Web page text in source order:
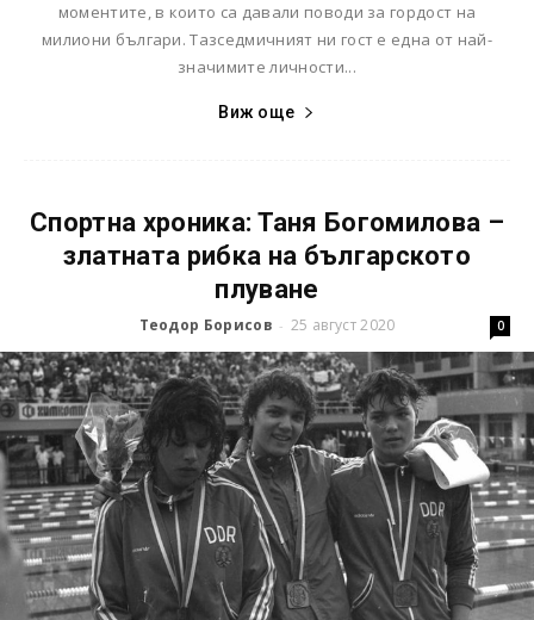
моментите, в които са давали поводи за гордост на
милиони българи. Тазседмичният ни гост е една от най-
значимите личности...
Виж още
Спортна хроника: Таня Богомилова –
златната рибка на българското
плуване
Теодор Борисов - 25 август 2020 0